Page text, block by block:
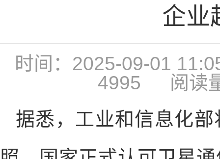
企业
时间：2025-09-01
4995
阅读
据悉，工业和信息化